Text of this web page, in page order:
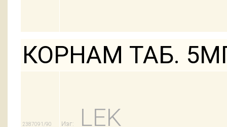
КОРНАМ ТАБ.
2387091/90 Изг: LEK